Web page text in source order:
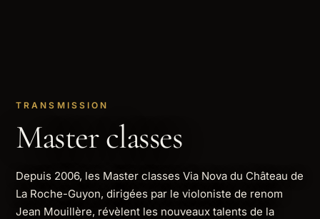
TRANSMISSION
Master classes
Depuis 2006, les Master classes Via Nova du Château de
La Roche-Guyon, dirigées par le violoniste de renom
Jean Mouillère, révèlent les nouveaux talents de la